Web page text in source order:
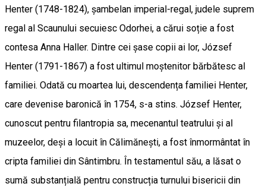
Henter (1748-1824), șambelan imperial-regal, judele suprem
regal al Scaunului secuiesc Odorhei, a cărui soție a fost
contesa Anna Haller. Dintre cei șase copii ai lor, József
Henter (1791-1867) a fost ultimul moștenitor bărbătesc al
familiei. Odată cu moartea lui, descendența familiei Henter,
care devenise baronică în 1754, s-a stins. József Henter,
cunoscut pentru filantropia sa, mecenantul teatrului și al
muzeelor, deși a locuit în Călimănești, a fost înmormântat în
cripta familiei din Sântimbru. În testamentul său, a lăsat o
sumă substanțială pentru construcția turnului bisericii din